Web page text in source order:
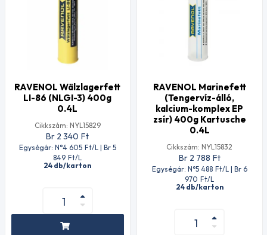
RAVENOL Wälzlagerfett
LI-86 (NLGI-3) 400g
0.4L
Cikkszám: NYL15829
Br 2 340 Ft
Egységár: N°4 605 Ft/L | Br 5
849 Ft/L
24 db/karton
RAVENOL Marinefett
(Tengervíz-álló,
kalcium-komplex EP
zsír) 400g Kartusche
0.4L
Cikkszám: NYL15832
Br 2 788 Ft
Egységár: N°5 488 Ft/L | Br 6
970 Ft/L
24 db/karton